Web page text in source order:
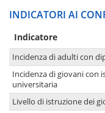
INDICATORI AI
Indicatore
Incidenza di adulti con
Incidenza di giovani con
universitaria
Livello di istruzione dei